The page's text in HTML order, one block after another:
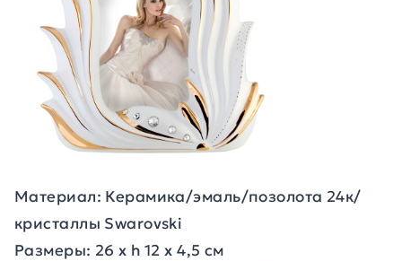
Материал: Керамика/эмаль/позолота 24к/
кристаллы Swarovski
Размеры: 26 x h 12 x 4,5 см